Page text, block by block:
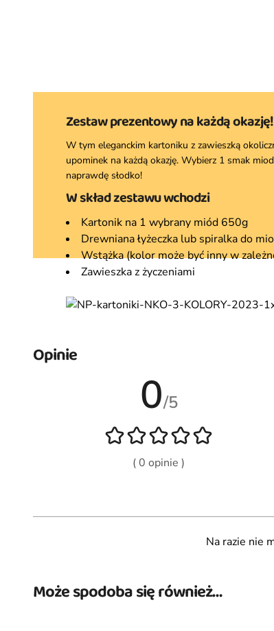
Zestaw prezentowy na każdą okazję!
W tym eleganckim kartoniku z zawieszką
upominek na każdą okazję. Wybierz 1 smak
naprawdę słodko!
W skład zestawu wchodzi
Kartonik na 1 wybrany miód 650g
Drewniana łyżeczka lub spiralka do
Wstążka (kolor może być inny w
Zawieszka z życzeniami
Opinie
0/5
( 0 opinie )
Na razie nie
Może spodoba się również…